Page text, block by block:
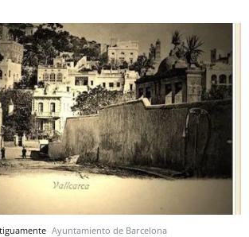
Ayuntamiento de Barcelona